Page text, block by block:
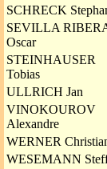
SCHRECK
SEVILLA
Oscar
STEINHAUSER
Tobias
ULLRICH Jan
VINOKOUROV
Alexandre
WERNER
WESEMANN